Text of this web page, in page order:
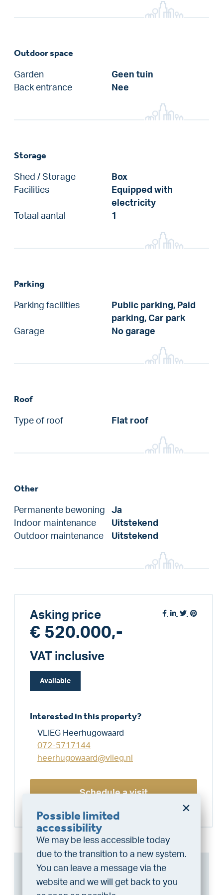
Outdoor space
Garden
Geen tuin
Back entrance
Nee
Storage
Shed / Storage
Box
Facilities
Equipped with
electricity
Totaal aantal
1
Parking
Parking facilities
Public parking, Paid
parking, Car park
Garage
No garage
Roof
Type of roof Flat roof
Other
Permanente bewoning
Ja
Indoor maintenance
Uitstekend
Outdoor maintenance
Uitstekend
Asking price
€ 520.000,-
VAT inclusive
Available
Interested in this property?
VLIEG Heerhugowaard
072-5717144
heerhugowaard@vlieg.nl
Schedule a visit
Can I afford this house?
Through this tool you calculate it within 1
Do you want a better
chance at being assigned a
home?
Do the financing check and get
“priority” allocation. As an exclusive
service, VLIEG Mortgages offers
Possible limited
accessibility
We may be less accessible today
due to the transition to a new system.
You can leave a message via the
website and we will get back to you